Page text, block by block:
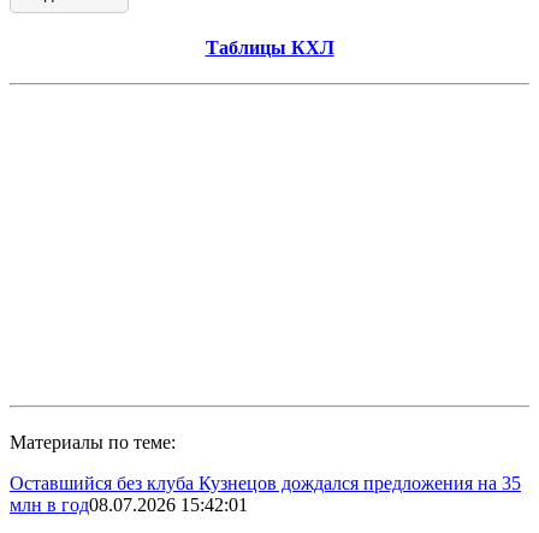
Таблицы КХЛ
Материалы по теме:
Оставшийся без клуба Кузнецов дождался предложения на 35
млн в год08.07.2026 15:42:01